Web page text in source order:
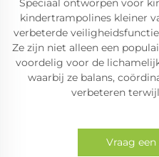
Speciaal ontworpen voor
kindertrampolines kleiner
verbeterde
Ze zijn niet alleen een
voordelig voor de
waarbij ze balans,
verbeteren
Vraag